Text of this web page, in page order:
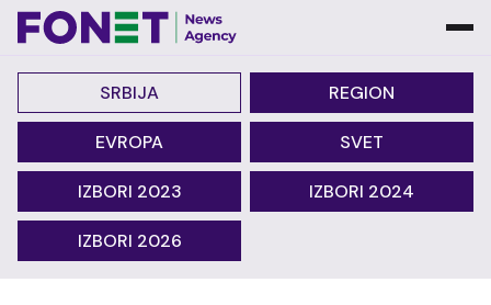
SRBIJA REGION
EVROPA SVET
IZBORI 2023 IZBORI 2024
IZBORI 2026